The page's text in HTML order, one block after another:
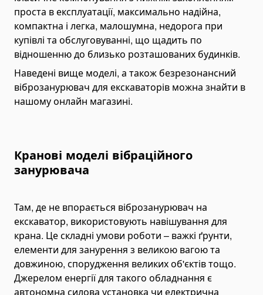
Рокли (рохлі)
Підйомники для інвалідів
Заводи
Асфальтні заводи
Автомобілерозвантажувачі
Гайковерти
проста в експлуатації, максимально надійна,
компактна і легка, малошумна, недорога при
купівлі та обслуговуванні, що щадить по
відношенню до близько розташованих будинків.
Наведені вище моделі, а також безрезонансний
віброзанурювач для екскаваторів можна знайти в
нашому онлайн магазині.
Кранові моделі вібраційного
занурювача
Там, де не впорається віброзанурювач на
екскаватор, використовують навішування для
крана. Це складні умови роботи – важкі ґрунти,
елементи для занурення з великою вагою та
довжиною, спорудження великих об'єктів тощо.
Джерелом енергії для такого обладнання є
автономна силова установка чи електрична